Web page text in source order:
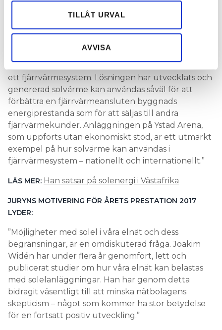
annons- och analysföretag som vi samarbetar med.
Dessa kan i sin tur kombinera informationen med annan
information som du har tillhandahållit eller som de har
samlat in när du har använt deras tjänster.
TILLÅT URVAL
AVVISA
SOLENERGIANLÄGGNING LYDER:
ett fjärrvärmesystem. Lösningen har utvecklats och
genererad solvärme kan användas såväl för att
förbättra en fjärrvärmeansluten byggnads
energiprestanda som för att säljas till andra
fjärrvärmekunder. Anläggningen på Ystad Arena,
som uppförts utan ekonomiskt stöd, är ett utmärkt
exempel på hur solvärme kan användas i
fjärrvärmesystem – nationellt och internationellt.”
LÄS MER: Han satsar på solenergi i Västafrika
JURYNS MOTIVERING FÖR ÅRETS PRESTATION 2017
LYDER:
”Möjligheter med solel i våra elnät och dess
begränsningar, är en omdiskuterad fråga. Joakim
Widén har under flera år genomfört, lett och
publicerat studier om hur våra elnät kan belastas
med solelanläggningar. Han har genom detta
bidragit väsentligt till att minska nätbolagens
skepticism – något som kommer ha stor betydelse
för en fortsatt positiv utveckling.”